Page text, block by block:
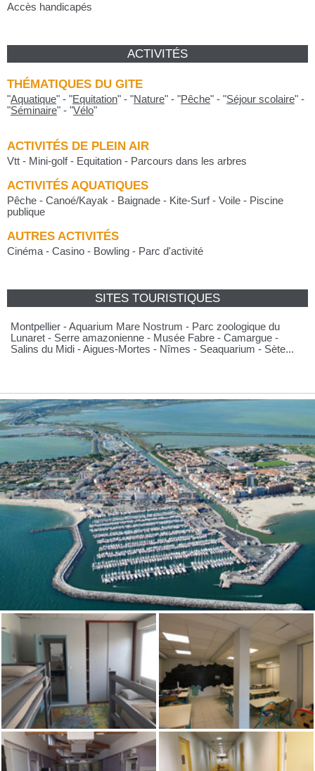
Accès handicapés
ACTIVITÉS
THÉMATIQUES DU GITE
"Aquatique" - "Equitation" - "Nature" - "Pêche" - "Séjour scolaire" -
"Séminaire" - "Vélo"
ACTIVITÉS DE PLEIN AIR
Vtt - Mini-golf - Equitation - Parcours dans les arbres
ACTIVITÉS AQUATIQUES
Pêche - Canoé/Kayak - Baignade - Kite-Surf - Voile - Piscine
publique
AUTRES ACTIVITÉS
Cinéma - Casino - Bowling - Parc d'activité
SITES TOURISTIQUES
Montpellier - Aquarium Mare Nostrum - Parc zoologique du
Lunaret - Serre amazonienne - Musée Fabre - Camargue -
Salins du Midi - Aigues-Mortes - Nîmes - Seaquarium - Sète...